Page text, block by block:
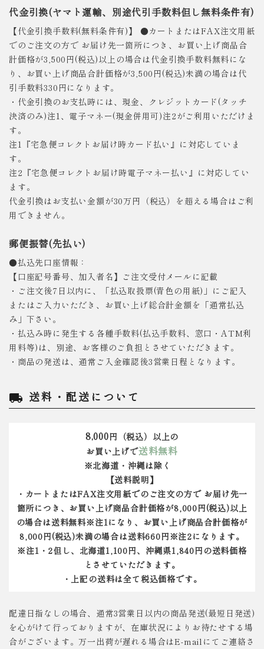
代金引換(ヤマト運輸、別途代引手数料但し無料条件有)
【代金引換手数料(無料条件有)】 ●カートまたはFAX注文用紙
でのご注文の方で お届け先一箇所につき、お買い上げ商品合
計価格が3,500円(税込)以上の場合は代金引換手数料無料にな
り、お買い上げ商品合計価格が3,500円(税込)未満の場合は代
引手数料330円になります。
・代金引換のお支払時には、現金、クレジットカード(タッチ
決済のみ)注1、電子マネー(現金併用可)注2がご利用いただけま
す。
注1『宅急便コレクトお届け時カード払い』に対応していま
す。
注2『宅急便コレクトお届け時電子マネー払い』に対応してい
ます。
代金引換はお支払い金額が30万円（税込）を超える場合はご利
用できません。
郵便振替(先払い)
●払込先口座情報：
【口座記号番号、加入者名】ご注文受付メールに記載
・ご注文後7日以内に、「払込取扱票(青色の用紙)」にご記入
またはご入力いただき、お買い上げ総合計金額を「通常払込
み」下さい。
・払込み時に発生する各種手数料(払込手数料、窓口・ATM利
用料等)は、別途、お客様のご負担とさせていただきます。
・商品の発送は、通常ご入金確認後3営業日程となります。
local_shipping 送料・配送について
8,000円（税込）以上の
お買い上げで送料無料
※北海道・沖縄は除く
【送料説明】
・カートまたはFAX注文用紙でのご注文の方で お届け先一
箇所につき、お買い上げ商品合計価格が8,000円(税込)以上
の場合は送料無料※注1になり、お買い上げ商品合計価格が
8,000円(税込)未満の場合は送料660円※注2になります。
※注1・2但し、北海道1,100円、沖縄県1,840円の送料価格
とさせていただきます。
・上記の送料は全て税込価格です。
配達日指なしの場合、通常3営業日以内の商品発送(最短日発送)
を心がけて行っておりますが、在庫状況によりお待たせする場
合がございます。万一出荷が遅れる場合はE-mailにてご連絡さ